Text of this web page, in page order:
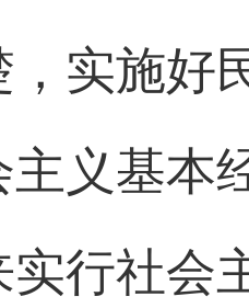
，实施好
主义基本
实行社会